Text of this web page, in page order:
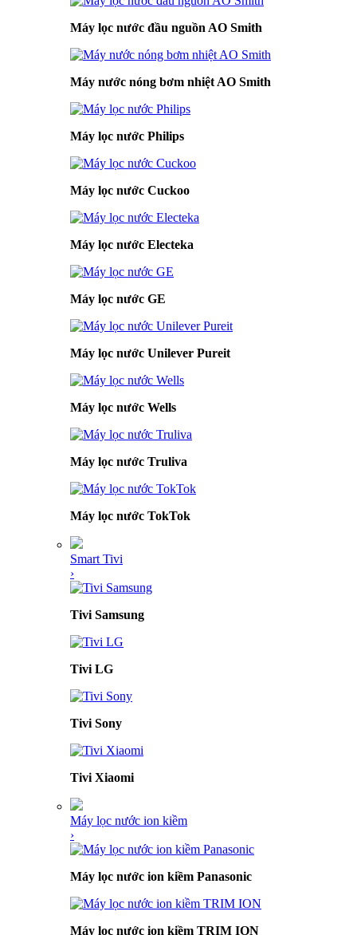
Máy lọc nước đầu nguồn AO Smith
Máy nước nóng bơm nhiệt AO Smith
Máy lọc nước Philips
Máy lọc nước Cuckoo
Máy lọc nước Electeka
Máy lọc nước GE
Máy lọc nước Unilever Pureit
Máy lọc nước Wells
Máy lọc nước Truliva
Máy lọc nước TokTok
Smart Tivi
›
Tivi Samsung
Tivi LG
Tivi Sony
Tivi Xiaomi
Máy lọc nước ion kiềm
›
Máy lọc nước ion kiềm Panasonic
Máy lọc nước ion kiềm TRIM ION